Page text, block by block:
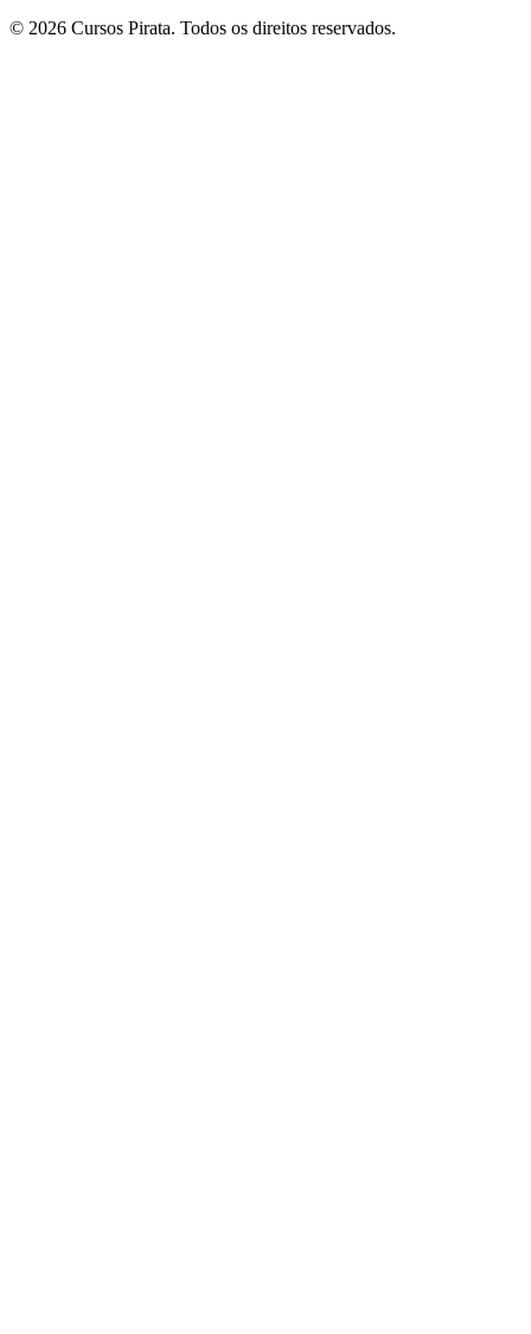
© 2026 Cursos Pirata. Todos os direitos reservados.